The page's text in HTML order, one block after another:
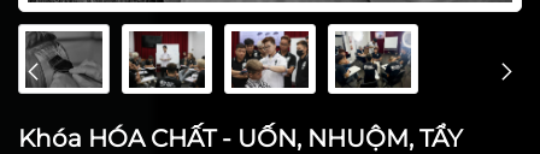
Khóa HÓA CHẤT - UỐN, NHUỘM, TẨY